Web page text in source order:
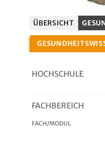
ÜBERSICHT
HOCHSCHULE
FACHBEREICH
FACH/MODUL